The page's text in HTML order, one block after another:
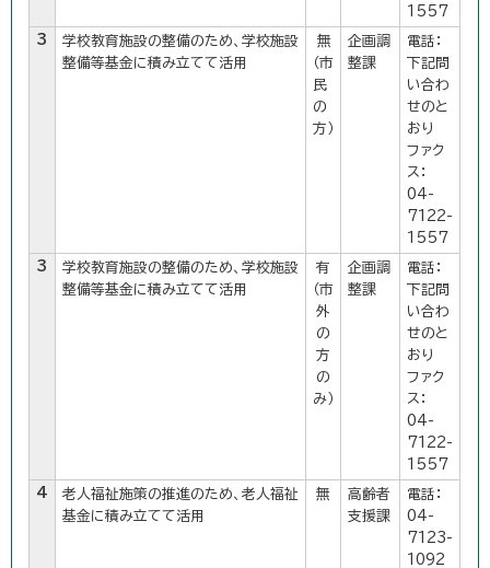
1557
3
学校教育施設の整備のため、学校施設
整備等基金に積み立てて活用
無
（市
民
の
方）
企画調
整課
電話：
下記問
い合わ
せのと
おり
ファク
ス：
04-
7122-
1557
3
学校教育施設の整備のため、学校施設
整備等基金に積み立てて活用
有
（市
外
の
方
の
み）
企画調
整課
電話：
下記問
い合わ
せのと
おり
ファク
ス：
04-
7122-
1557
4
老人福祉施策の推進のため、老人福祉
基金に積み立てて活用
無
高齢者
支援課
電話：
04-
7123-
1092